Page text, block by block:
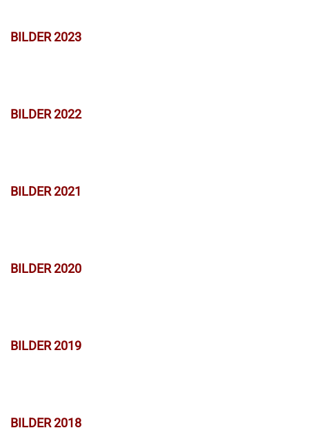
BILDER 2023
BILDER 2022
BILDER 2021
BILDER 2020
BILDER 2019
BILDER 2018